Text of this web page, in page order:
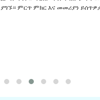
ያግኙ። ምርጥ ምክር እና መመሪያን